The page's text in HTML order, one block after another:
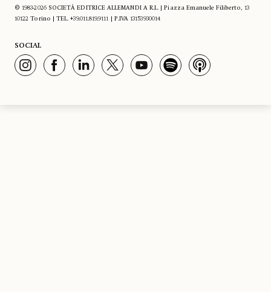
© 1983-2026 SOCIETÀ EDITRICE ALLEMANDI A R.L. | Piazza Emanuele Filiberto, 13
10122 Torino | TEL. +39.011.819.9111 | P.IVA 13153930014
SOCIAL